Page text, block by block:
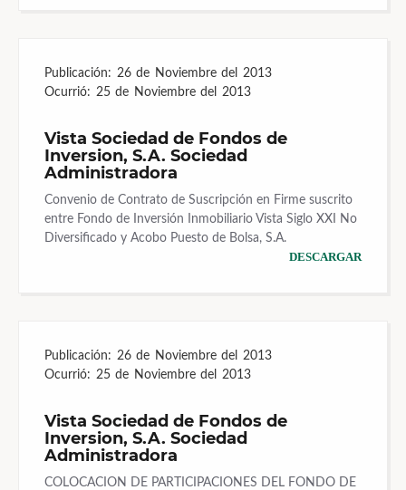
Publicación: 26 de Noviembre del 2013
Ocurrió: 25 de Noviembre del 2013
Vista Sociedad de Fondos de
Inversion, S.A. Sociedad
Administradora
Convenio de Contrato de Suscripción en Firme suscrito
entre Fondo de Inversión Inmobiliario Vista Siglo XXI No
Diversificado y Acobo Puesto de Bolsa, S.A.
DESCARGAR
Publicación: 26 de Noviembre del 2013
Ocurrió: 25 de Noviembre del 2013
Vista Sociedad de Fondos de
Inversion, S.A. Sociedad
Administradora
COLOCACION DE PARTICIPACIONES DEL FONDO DE